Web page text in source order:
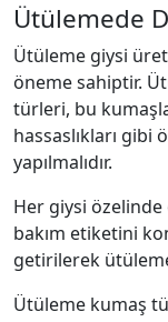
Ütülemede
Ütüleme giysi
öneme sahiptir.
türleri, bu
hassaslıkları gibi
yapılmalıdır.
Her giysi özelinde
bakım etiketini
getirilerek
Ütüleme kumaş